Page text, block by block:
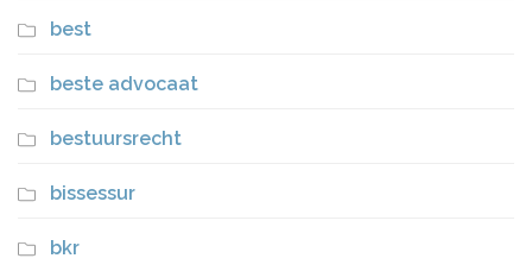
best
beste advocaat
bestuursrecht
bissessur
bkr